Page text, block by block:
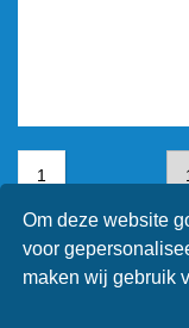
Om deze website
voor
maken wij gebruik
1